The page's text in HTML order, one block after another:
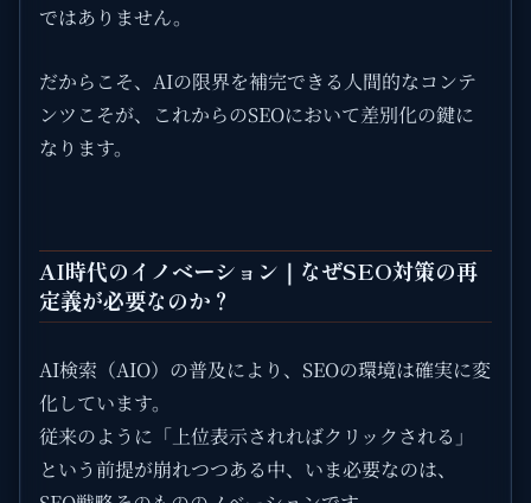
ではありません。
だからこそ、AIの限界を補完できる人間的なコンテ
ンツこそが、これからのSEOにおいて差別化の鍵に
なります。
AI時代のイノベーション｜なぜSEO対策の再
定義が必要なのか？
AI検索（AIO）の普及により、SEOの環境は確実に変
化しています。
従来のように「上位表示されればクリックされる」
という前提が崩れつつある中、いま必要なのは、